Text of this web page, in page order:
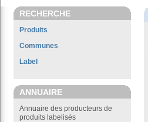
RECHERCHE
Produits
Communes
Label
ANNUAIRE
Annuaire des producteurs de
produits labelisés